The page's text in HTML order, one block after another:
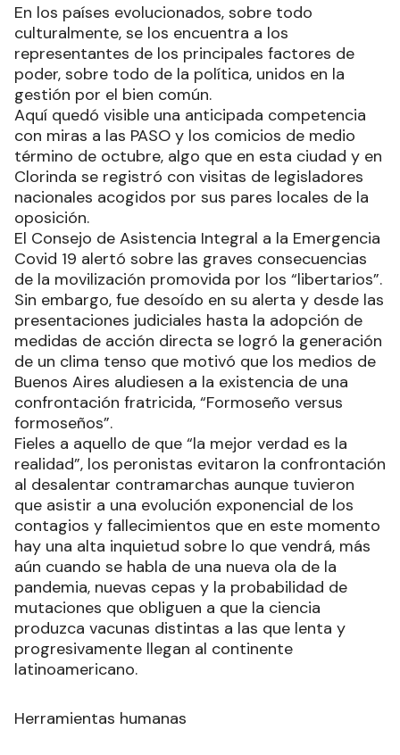
En los países evolucionados, sobre todo
culturalmente, se los encuentra a los
representantes de los principales factores de
poder, sobre todo de la política, unidos en la
gestión por el bien común.
Aquí quedó visible una anticipada competencia
con miras a las PASO y los comicios de medio
término de octubre, algo que en esta ciudad y en
Clorinda se registró con visitas de legisladores
nacionales acogidos por sus pares locales de la
oposición.
El Consejo de Asistencia Integral a la Emergencia
Covid 19 alertó sobre las graves consecuencias
de la movilización promovida por los “libertarios”.
Sin embargo, fue desoído en su alerta y desde las
presentaciones judiciales hasta la adopción de
medidas de acción directa se logró la generación
de un clima tenso que motivó que los medios de
Buenos Aires aludiesen a la existencia de una
confrontación fratricida, “Formoseño versus
formoseños”.
Fieles a aquello de que “la mejor verdad es la
realidad”, los peronistas evitaron la confrontación
al desalentar contramarchas aunque tuvieron
que asistir a una evolución exponencial de los
contagios y fallecimientos que en este momento
hay una alta inquietud sobre lo que vendrá, más
aún cuando se habla de una nueva ola de la
pandemia, nuevas cepas y la probabilidad de
mutaciones que obliguen a que la ciencia
produzca vacunas distintas a las que lenta y
progresivamente llegan al continente
latinoamericano.
Herramientas humanas